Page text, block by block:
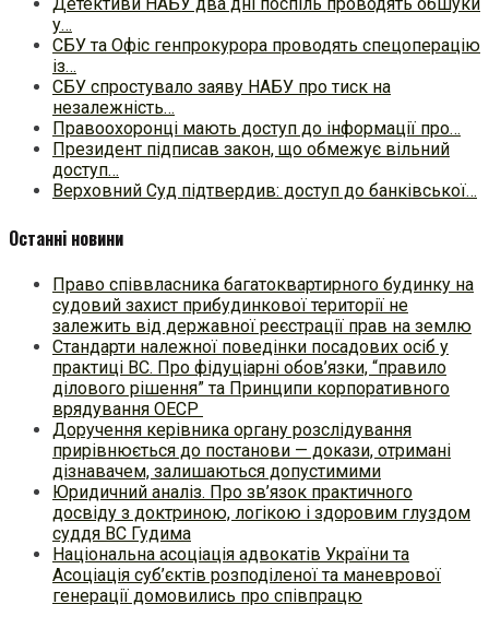
у…
СБУ та Офіс генпрокурора проводять спецоперацію
із…
СБУ спростувало заяву НАБУ про тиск на
незалежність…
Правоохоронці мають доступ до інформації про…
Президент підписав закон, що обмежує вільний
доступ…
Верховний Суд підтвердив: доступ до банківської…
Останні новини
Право співвласника багатоквартирного будинку на
судовий захист прибудинкової території не
залежить від державної реєстрації прав на землю
Стандарти належної поведінки посадових осіб у
практиці ВC. Про фідуціарні обов’язки, “правило
ділового рішення” та Принципи корпоративного
врядування ОЕСР
Доручення керівника органу розслідування
прирівнюється до постанови — докази, отримані
дізнавачем, залишаються допустимими
Юридичний аналіз. Про зв’язок практичного
досвіду з доктриною, логікою і здоровим глуздом
суддя ВС Гудима
Національна асоціація адвокатів України та
Асоціація суб’єктів розподіленої та маневрової
генерації домовились про співпрацю